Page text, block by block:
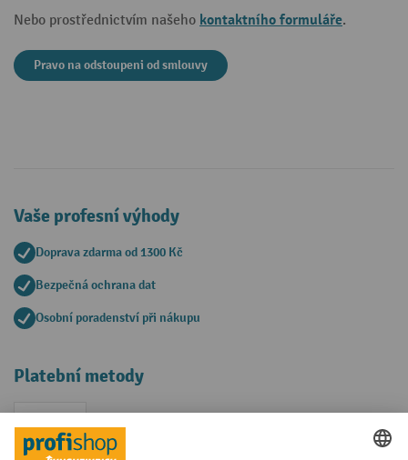
Nebo prostřednictvím našeho kontaktního formuláře.
Pravo na odstoupeni od smlouvy
Vaše profesní výhody
Doprava zdarma od 1300 Kč
Bezpečná ochrana dat
Osobní poradenství při nákupu
Platební metody
Faktura